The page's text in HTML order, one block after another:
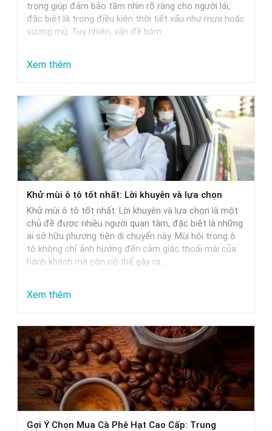
trọng giúp đảm bảo tầm nhìn rõ ràng cho người lái,
đặc biệt là trong điều kiện thời tiết xấu như mưa hoặc
sương mù. Tuy nhiên, vấn đề bám…
Xem thêm:
bám
nước
trên
kính
xe
ô
tô:
Giải
pháp
tối
ưu
Khử mùi ô tô tốt nhất: Lời khuyên và lựa chọn
Khử mùi ô tô tốt nhất: Lời khuyên và lựa chọn là một
chủ đề được nhiều người quan tâm, đặc biệt là những
ai sở hữu phương tiện di chuyển này. Mùi hôi trong ô
tô không chỉ ảnh hưởng đến cảm giác thoải mái của
hành khách mà còn có thể gây ra…
Xem thêm:
mùi
ô
tô
tốt
nhất:
Lời
Gợi Ý Chọn Mua Cà Phê Hạt Cao Cấp: Trung